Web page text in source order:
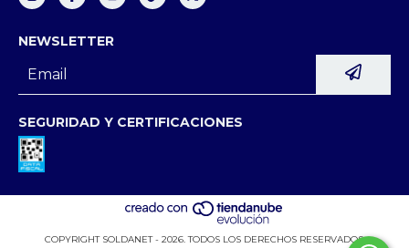
NEWSLETTER
SEGURIDAD Y CERTIFICACIONES
COPYRIGHT SOLDANET - 2026. TODOS LOS DERECHOS RESERVADOS.